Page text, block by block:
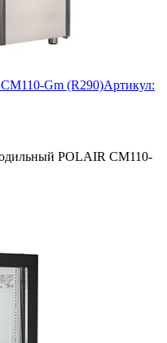
Gm (R290)Артикул:
POLAIR CM110-